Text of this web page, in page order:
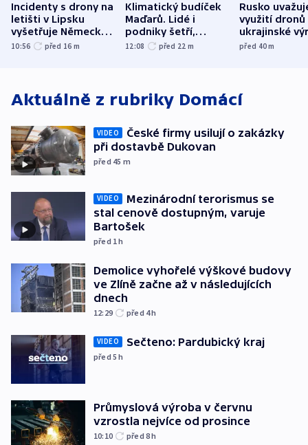
Incidenty s drony na
letišti v Lipsku
vyšetřuje Německo
jako úmyslný pokus
10:56 před 16 m
Klimatický budíček
Maďarů. Lidé i
podniky šetří,
omezuje se doprava
12:08 před 22 m
Rusko
využití dronů
ukrajinské
útokům v
před 40m
Aktuálně z rubriky Domácí
VIDEO
České firmy usilují o zakázky
při dostavbě Dukovan
před 45 m
VIDEO
Mezinárodní terorismus se
stal cenově dostupným, varuje
Bartošek
před 1h
Demolice vyhořelé výškové budovy
ve Zlíně začne až v následujících
dnech
12:29 před 4h
VIDEO Sečteno: Pardubický kraj
před 5h
Průmyslová výroba v červnu
vzrostla nejvíce od prosince
10:10 před 8h